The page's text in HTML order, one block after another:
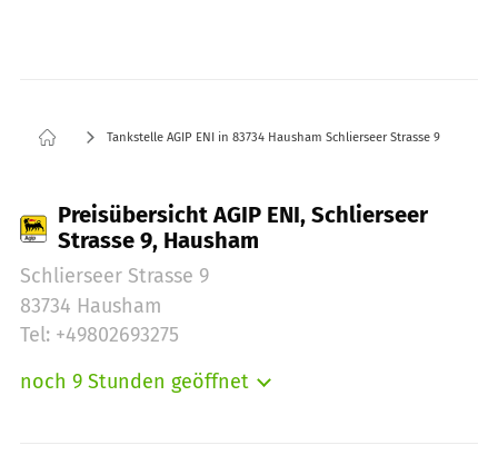
Tankstelle AGIP ENI in 83734 Hausham Schlierseer Strasse 9
Preisübersicht AGIP ENI, Schlierseer
Strasse 9, Hausham
Schlierseer Strasse 9
83734 Hausham
Tel: +49802693275
noch 9 Stunden geöffnet